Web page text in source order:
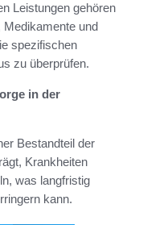
Leistungen gehören
und
spezifischen
zu überprüfen.
in der
Bestandteil der
Krankheiten
was langfristig
kann.